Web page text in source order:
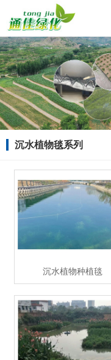
沉水植物毯系列
沉水植物种植毯